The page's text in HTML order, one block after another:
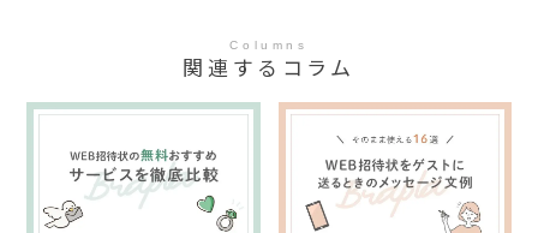
Columns
関連するコラム